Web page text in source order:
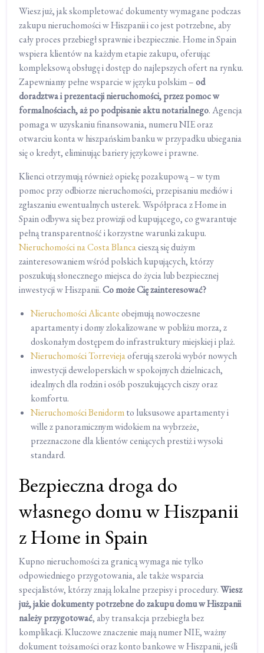
Wiesz już, jak skompletować dokumenty wymagane podczas
zakupu nieruchomości w Hiszpanii i co jest potrzebne, aby
cały proces przebiegł sprawnie i bezpiecznie. Home in Spain
wspiera klientów na każdym etapie zakupu, oferując
kompleksową obsługę i dostęp do najlepszych ofert na rynku.
Zapewniamy pełne wsparcie w języku polskim –od
doradztwa i prezentacji nieruchomości, przez pomoc w
formalnościach, aż po podpisanie aktu notarialnego. Agencja
pomaga w uzyskaniu finansowania, numeru NIE oraz
otwarciu konta w hiszpańskim banku w przypadku ubiegania
się o kredyt, eliminując bariery językowe i prawne.
Klienci otrzymują również opiekę pozakupową – w tym
pomoc przy odbiorze nieruchomości, przepisaniu mediów i
zgłaszaniu ewentualnych usterek. Współpraca z Home in
Spain odbywa się bez prowizji od kupującego, co gwarantuje
pełną transparentność i korzystne warunki zakupu.
Nieruchomości na Costa Blancacieszą się dużym
zainteresowaniem wśród polskich kupujących, którzy
poszukują słonecznego miejsca do życia lub bezpiecznej
inwestycji w Hiszpanii.Co może Cię zainteresować?
Nieruchomości Alicanteobejmują nowoczesne
apartamenty i domy zlokalizowane w pobliżu morza, z
doskonałym dostępem do infrastruktury miejskiej i plaż.
Nieruchomości Torreviejaoferują szeroki wybór nowych
inwestycji deweloperskich w spokojnych dzielnicach,
idealnych dla rodzin i osób poszukujących ciszy oraz
komfortu.
Nieruchomości Benidormto luksusowe apartamenty i
wille z panoramicznym widokiem na wybrzeże,
przeznaczone dla klientów ceniących prestiż i wysoki
standard.
Bezpieczna droga do
własnego domu w Hiszpanii
z Home in Spain
Kupno nieruchomości za granicą wymaga nie tylko
odpowiedniego przygotowania, ale także wsparcia
specjalistów, którzy znają lokalne przepisy i procedury.Wiesz
już, jakie dokumenty potrzebne do zakupu domu w Hiszpanii
należy przygotować, aby transakcja przebiegła bez
komplikacji. Kluczowe znaczenie mają numer NIE, ważny
dokument tożsamości oraz konto bankowe w Hiszpanii, jeśli